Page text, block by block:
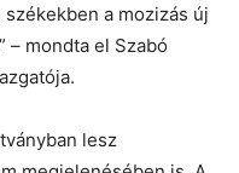
a mozizás új
– mondta el Szabó
lesz